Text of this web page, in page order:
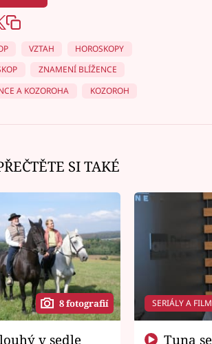
VZTAH
HOROSKOPY
ZNAMENÍ BLÍŽENCE
A KOZOROHA
KOZOROH
SI TAKÉ
8 fotografií SERIÁLY A